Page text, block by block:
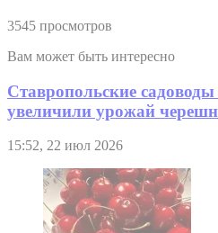
3545 просмотров
Вам может быть интересно
Ставропольские
увеличили урожай
15:52, 22 июл 2026